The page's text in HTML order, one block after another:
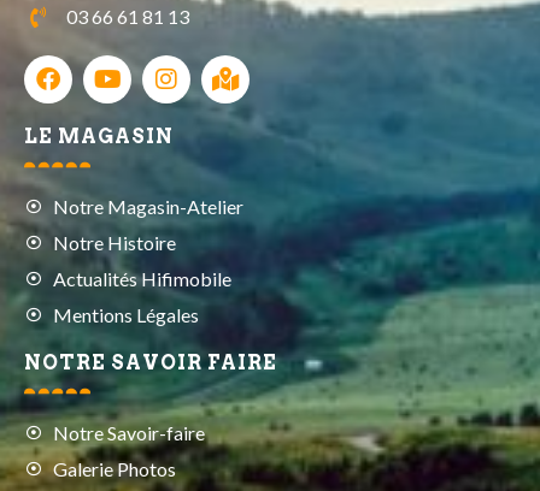
03 66 61 81 13
LE MAGASIN
Notre Magasin-Atelier
Notre Histoire
Actualités Hifimobile
Mentions Légales
NOTRE SAVOIR FAIRE
Notre Savoir-faire
Galerie Photos